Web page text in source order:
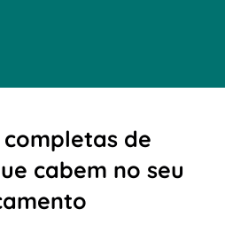
completas de
cabem no seu